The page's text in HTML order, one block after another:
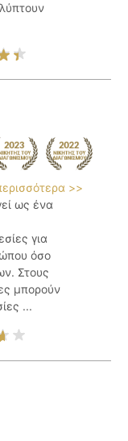
>>
ως ένα
για
όσο
Στους
μπορούν
...